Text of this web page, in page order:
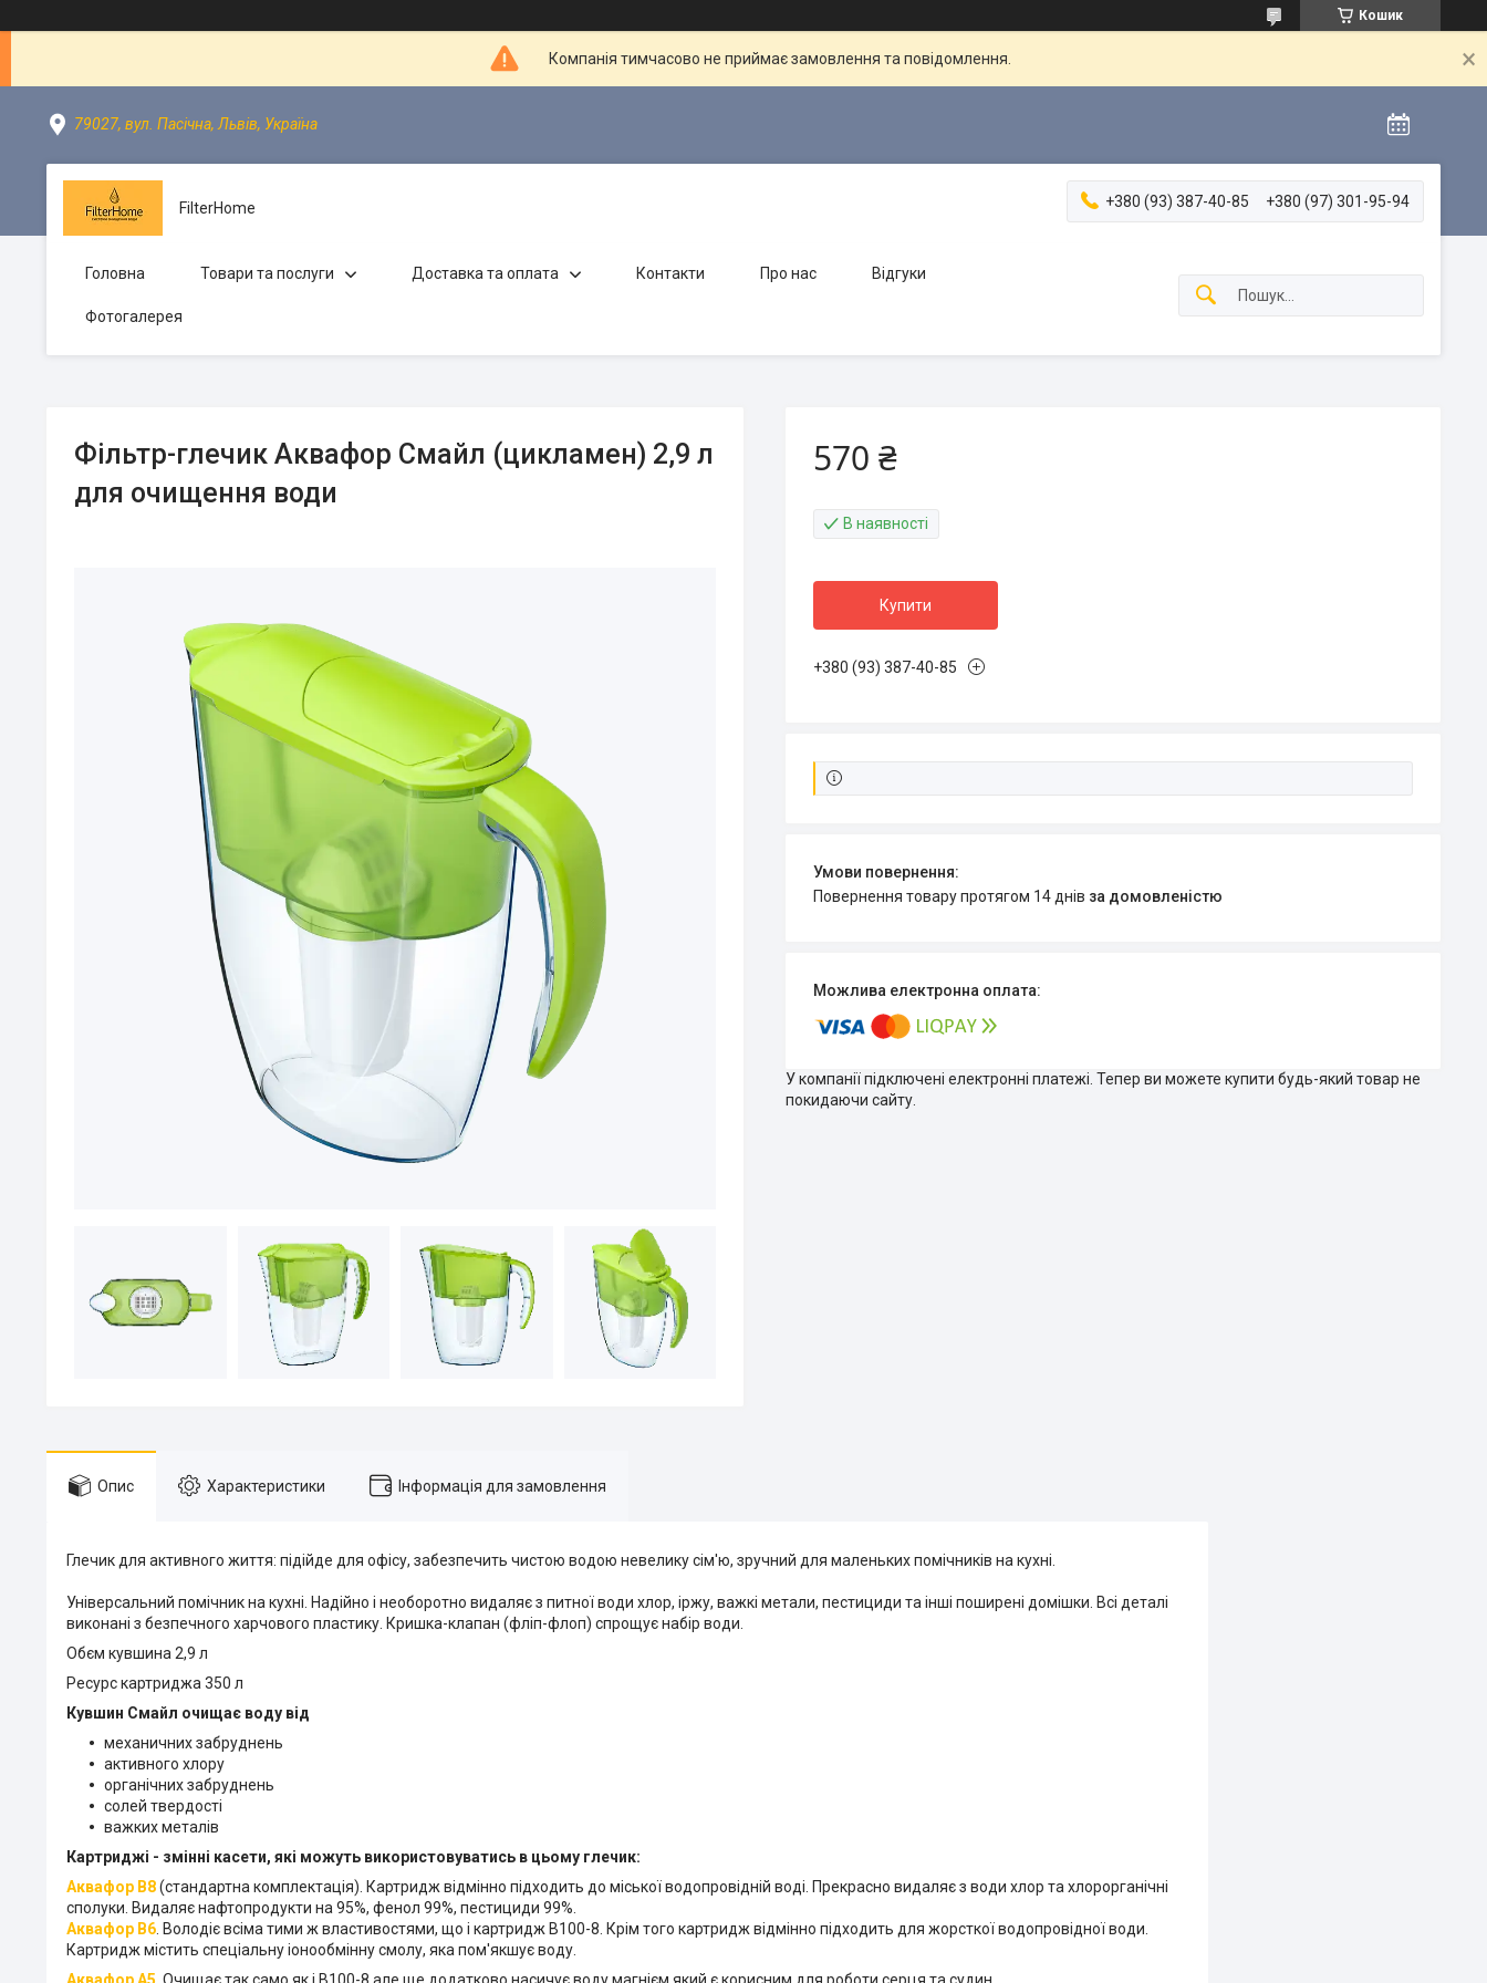
Кошик
Компанія тимчасово не приймає замовлення та повідомлення.
79027, вул. Пасічна, Львів, Україна
FilterHome +380 (93) 387-40-85 +380 (97) 301-95-94
Головна Товари та послуги Доставка та оплата Контакти Про нас Відгуки
Фотогалерея
Фільтр-глечик Аквафор Смайл (цикламен) 2,9 л
для очищення води
570 ₴
В наявності
Купити
+380 (93) 387-40-85
повернення товару протягом 14 днів за домовленістю
У компанії підключені електронні платежі. Тепер ви можете купити будь-який товар не
покидаючи сайту.
Опис Характеристики Інформація для замовлення
Глечик для активного життя: підійде для офісу, забезпечить чистою водою невелику сім'ю, зручний для маленьких помічників на кухні.
Універсальний помічник на кухні. Надійно і необоротно видаляє з питної води хлор, іржу, важкі метали, пестициди та інші поширені домішки. Всі деталі
виконані з безпечного харчового пластику. Кришка-клапан (фліп-флоп) спрощує набір води.
Обєм кувшина 2,9 л
Ресурс картриджа 350 л
Кувшин Смайл очищає воду від
механичних забруднень
активного хлору
органічних забруднень
солей твердості
важких металів
Картриджі - змінні касети, які можуть використовуватись в цьому глечик:
Аквафор В8(стандартна комплектація). Картридж відмінно підходить до міської водопровідній воді. Прекрасно видаляє з води хлор та хлорорганічні
сполуки. Видаляє нафтопродукти на 95%, фенол 99%, пестициди 99%.
Аквафор В6 . Володіє всіма тими ж властивостями, що і картридж В100-8. Крім того картридж відмінно підходить для жорсткої водопровідної води.
Картридж містить спеціальну іонообмінну смолу, яка пом'якшує воду.
Аквафор А5 . Очищає так само як і В100-8 але ще додатково насичує воду магнієм який є корисним для роботи серця та судин.